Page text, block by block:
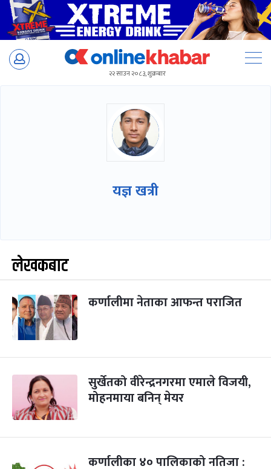
Skip
२२ साउन २०८३, शुक्रबार
यज्ञ खत्री
लेखकबाट
कर्णालीमा नेताका आफन्त पराजित
सुर्खेतको वीरेन्द्रनगरमा एमाले विजयी,
मोहनमाया बनिन् मेयर
कर्णालीका ४० पालिकाको नतिजा :